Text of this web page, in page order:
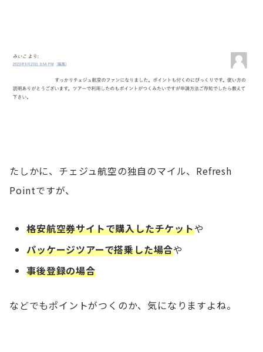
たしかに、チェジュ航空の独自のマイル、Refresh
Pointですが、
格安航空券サイトで購入したチケットや
パッケージツアーで搭乗した場合や
事後登録の場合
などでもポイントがつくのか、気になりますよね。